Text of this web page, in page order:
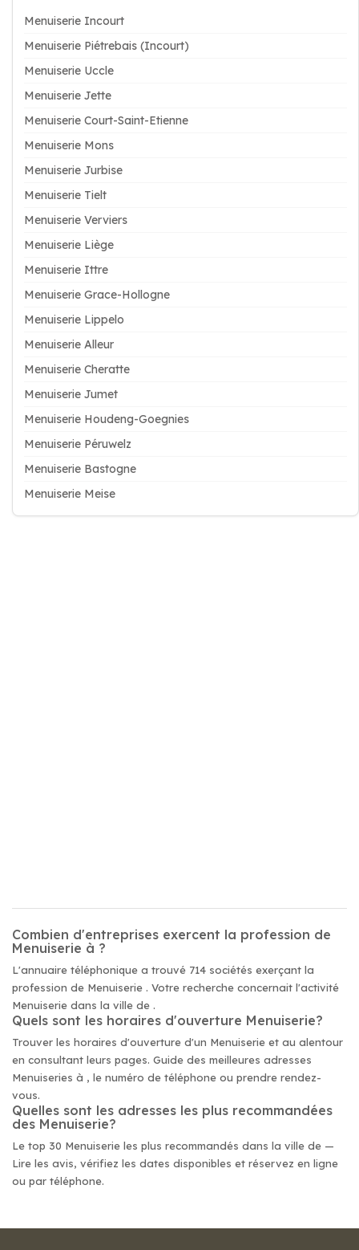
Menuiserie Incourt
Menuiserie Piétrebais (Incourt)
Menuiserie Uccle
Menuiserie Jette
Menuiserie Court-Saint-Etienne
Menuiserie Mons
Menuiserie Jurbise
Menuiserie Tielt
Menuiserie Verviers
Menuiserie Liège
Menuiserie Ittre
Menuiserie Grace-Hollogne
Menuiserie Lippelo
Menuiserie Alleur
Menuiserie Cheratte
Menuiserie Jumet
Menuiserie Houdeng-Goegnies
Menuiserie Péruwelz
Menuiserie Bastogne
Menuiserie Meise
Combien d'entreprises exercent la profession de
Menuiserie à ?
L'annuaire téléphonique a trouvé 714 sociétés exerçant la
profession de Menuiserie . Votre recherche concernait l'activité
Menuiserie dans la ville de .
Quels sont les horaires d'ouverture Menuiserie?
Trouver les horaires d'ouverture d'un Menuiserie et au alentour
en consultant leurs pages. Guide des meilleures adresses
Menuiseries à , le numéro de téléphone ou prendre rendez-
vous.
Quelles sont les adresses les plus recommandées
des Menuiserie?
Le top 30 Menuiserie les plus recommandés dans la ville de —
Lire les avis, vérifiez les dates disponibles et réservez en ligne
ou par téléphone.